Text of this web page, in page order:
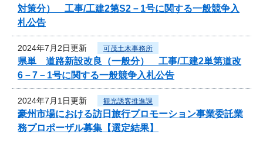
対策分） 工事/工建2第S2－1号に関する一般競争入
札公告
2024年7月2日更新 可茂土木事務所
県単 道路新設改良（一般分） 工事/工建2単第道改
6－7－1号に関する一般競争入札公告
2024年7月1日更新 観光誘客推進課
豪州市場における訪日旅行プロモーション事業委託業
務プロポーザル募集【選定結果】